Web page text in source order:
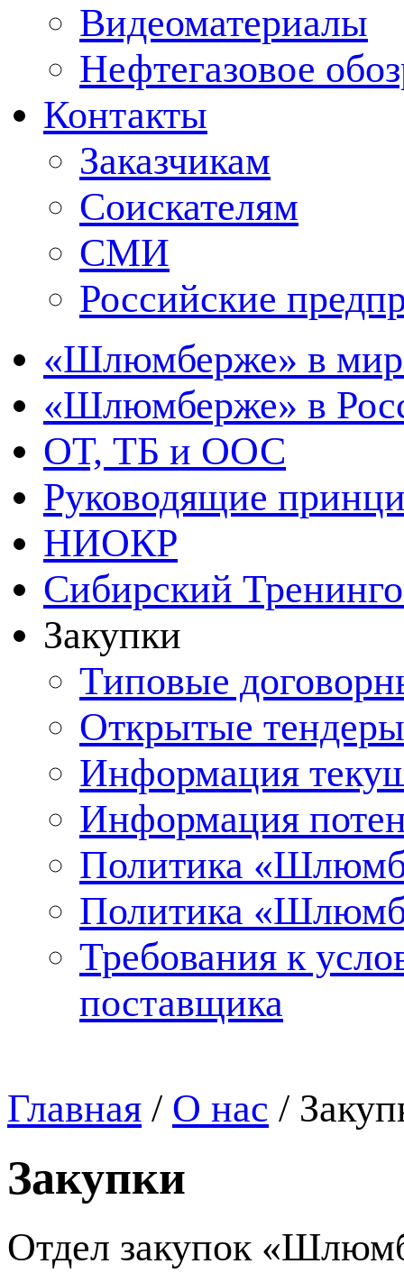
Видеоматериалы
Нефтегазовое
Контакты
Заказчикам
Соискателям
СМИ
Российские
«Шлюмберже» в
«Шлюмберже» в
ОТ, ТБ и ООС
Руководящие
НИОКР
Сибирский
Закупки
Типовые
Открытые тендеры
Информация
Информация
Политика
Политика
Требования к
поставщика
Главная / О нас /
Закупки
Отдел закупок